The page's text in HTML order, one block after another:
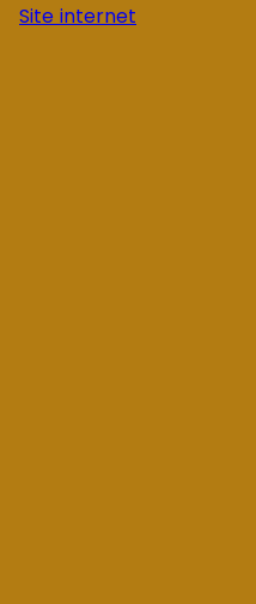
Site internet